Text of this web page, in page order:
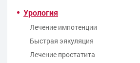
Урология
Лечение импотенции
Быстрая эякуляция
Лечение простатита